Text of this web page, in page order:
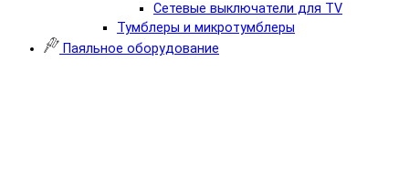
Сетевые выключатели для TV
Тумблеры и микротумблеры
Паяльное оборудование